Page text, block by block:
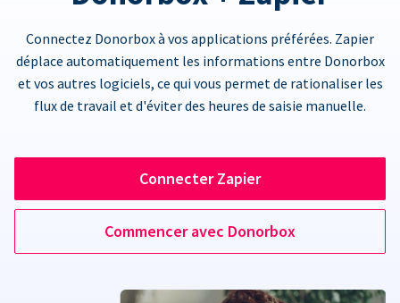
Connectez Donorbox à vos applications préférées. Zapier
déplace automatiquement les informations entre Donorbox
et vos autres logiciels, ce qui vous permet de rationaliser les
flux de travail et d'éviter des heures de saisie manuelle.
Connecter Zapier
Commencer avec Donorbox